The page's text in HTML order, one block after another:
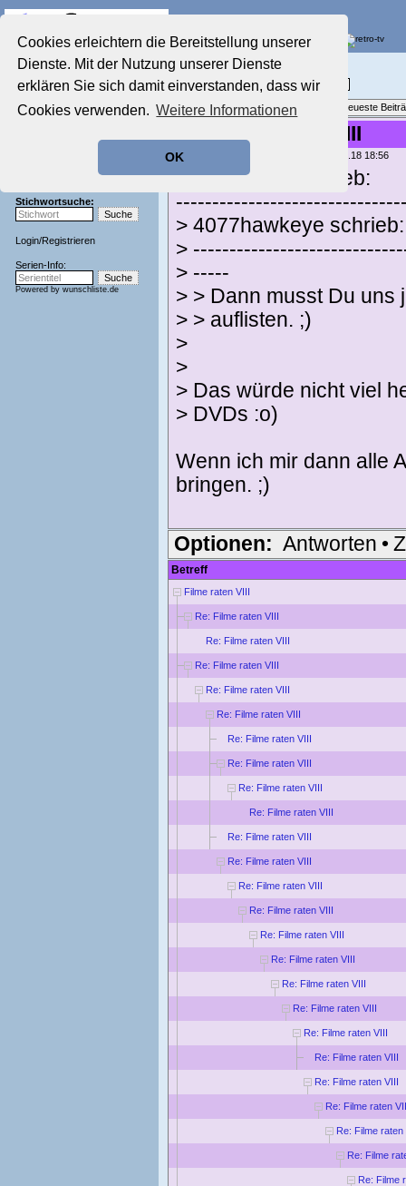
Cookies erleichtern die Bereitstellung unserer
Dienste. Mit der Nutzung unserer Dienste
erklären Sie sich damit einverstanden, dass wir
Cookies verwenden. Weitere Informationen
OK
Startseite
Aktuelles Forum
Film-Forum
Zeichentrick-Forum
Stichwortsuche:
Login/Registrieren
Serien-Info:
Powered by wunschliste.de
Film-Forum
Filme im Kino, Fernsehen & auf DVD
Themenübersicht • Neues Thema Neueste
Re: Filme raten VIII
geschrieben von: , 14.01.18 18:56
Thinkerbelle schrieb:
> 4077hawkeye schrieb:
>
> -----
> > Dann musst Du uns
> > auflisten. ;)
>
>
> Das würde nicht viel
> DVDs :o)
Wenn ich mir dann alle
bringen. ;)
Optionen: Antworten •
Betreff
Filme raten VIII
Re: Filme raten VIII
Re: Filme raten VIII
Re: Filme raten VIII
Re: Filme raten VIII
Re: Filme raten VIII
Re: Filme raten VIII
Re: Filme raten VIII
Re: Filme raten VIII
Re: Filme raten VIII
Re: Filme raten VIII
Re: Filme raten VIII
Re: Filme raten VIII
Re: Filme raten VIII
Re: Filme raten VIII
Re: Filme raten VIII
Re: Filme raten VIII
Re: Filme raten VIII
Re: Filme raten VIII
Re: Filme raten VIII
Re: Filme raten VIII
Re: Filme raten
Re: Filme raten
Re: Filme
Re: Filme